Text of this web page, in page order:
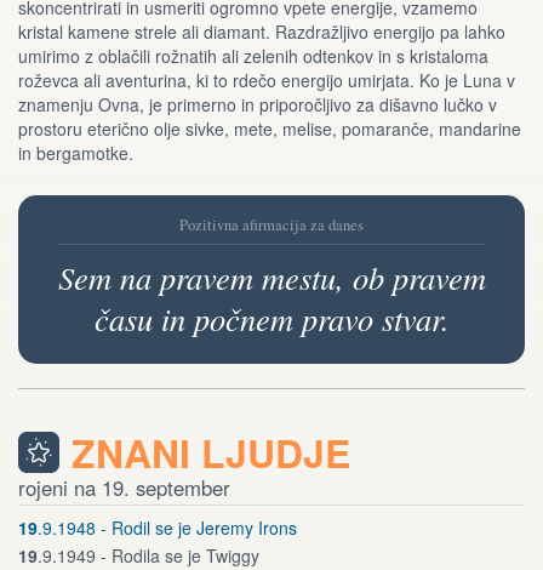
skoncentrirati in usmeriti ogromno vpete energije, vzamemo
kristal kamene strele ali diamant. Razdražljivo energijo pa lahko
umirimo z oblačili rožnatih ali zelenih odtenkov in s kristaloma
roževca ali aventurina, ki to rdečo energijo umirjata. Ko je Luna v
znamenju Ovna, je primerno in priporočljivo za dišavno lučko v
prostoru eterično olje sivke, mete, melise, pomaranče, mandarine
in bergamotke.
Pozitivna afirmacija za danes
Sem na pravem mestu, ob pravem
času in počnem pravo stvar.
ZNANI LJUDJE
rojeni na 19. september
19.9.1948 - Rodil se je Jeremy Irons
19.9.1949 - Rodila se je Twiggy